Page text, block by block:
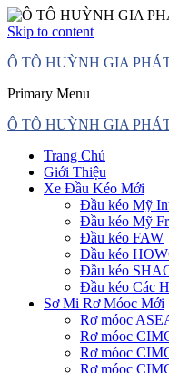
Skip to content
Ô TÔ HUỲNH GIA PHÁT
Primary Menu
Ô TÔ HUỲNH GIA
Trang Chủ
Giới Thiệu
Xe Đầu Kéo Mới
Đầu kéo Mỹ
Đầu kéo Mỹ
Đầu kéo FAW
Đầu kéo
Đầu kéo
Đầu kéo Các
Sơ Mi Rơ Móoc Mới
Rơ móoc
Rơ móoc
Rơ móoc
Rơ móoc